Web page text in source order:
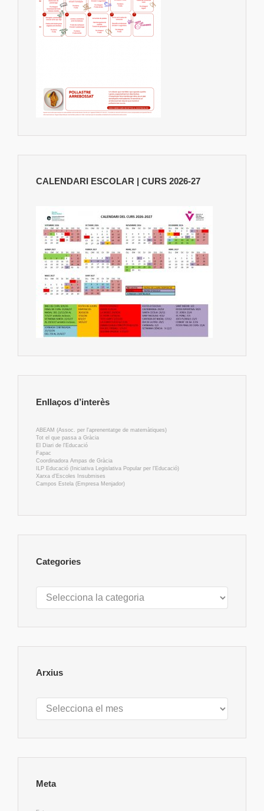
CALENDARI ESCOLAR | CURS 2026-27
Enllaços d’interès
ABEAM (Assoc. per l'aprenentatge de matemàtiques)
Tot el que passa a Gràcia
El Diari de l'Educació
Fapac
Coordinadora Ampas de Gràcia
ILP Educació (Iniciativa Legislativa Popular per l'Educació)
Xarxa d'Escoles Insubmises
Campos Estela (Empresa Menjador)
Categories
Categories
Arxius
Arxius
Meta